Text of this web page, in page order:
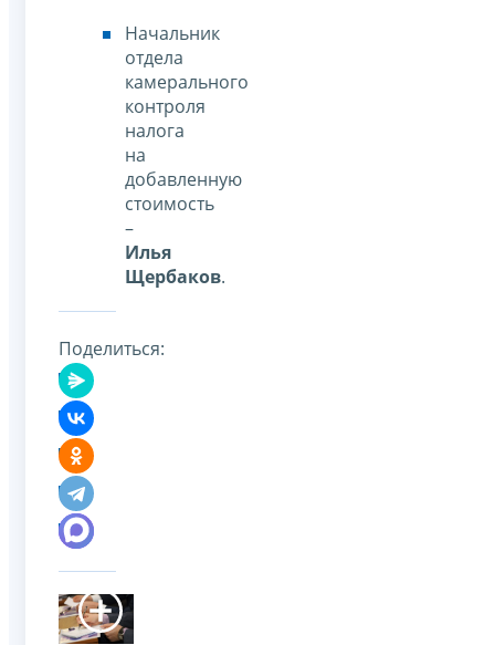
Начальник
отдела
камерального
контроля
налога
на
добавленную
стоимость
–
Илья
Щербаков.
Поделиться: